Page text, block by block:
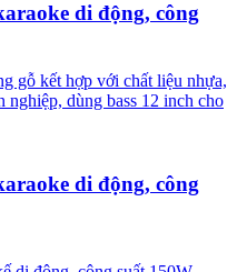
di động, công
gỗ kết hợp với chất liệu nhựa,
nghiệp, dùng bass 12 inch cho
di động, công